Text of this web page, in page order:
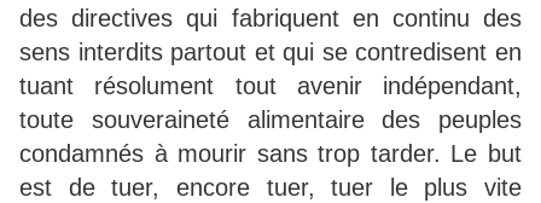
des directives qui fabriquent en continu des
sens interdits partout et qui se contredisent en
tuant résolument tout avenir indépendant,
toute souveraineté alimentaire des peuples
condamnés à mourir sans trop tarder. Le but
est de tuer, encore tuer, tuer le plus vite